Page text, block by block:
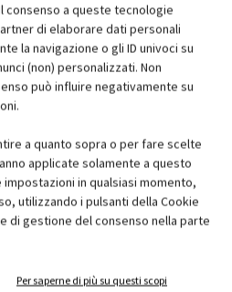
consenso a queste tecnologie
di elaborare dati personali
la navigazione o gli ID univoci su
(non) personalizzati. Non
può influire negativamente su
a quanto sopra o per fare scelte
applicate solamente a questo
in qualsiasi momento,
utilizzando i pulsanti della Cookie
di gestione del consenso nella parte
Per saperne di più su questi scopi